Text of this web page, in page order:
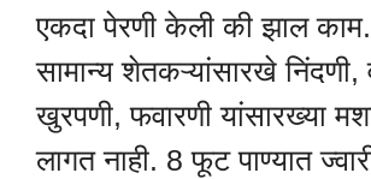
एकदा पेरणी केली की झाल
सामान्य शेतकऱ्यांसारखे निंदणी,
खुरपणी, फवारणी यांसारख्या
लागत नाही. 8 फूट पाण्यात